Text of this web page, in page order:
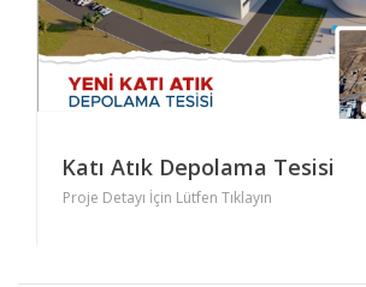
Katı Atık Depolama Tesisi
Proje Detayı İçin Lütfen Tıklayın